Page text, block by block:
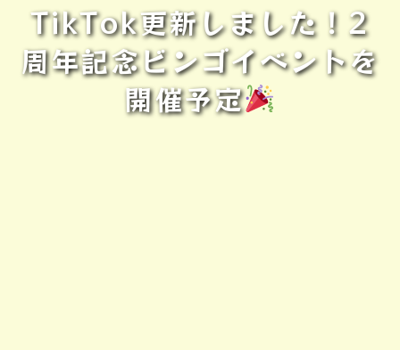
TikTok更新しました！2
周年記念ビンゴイベントを
開催予定